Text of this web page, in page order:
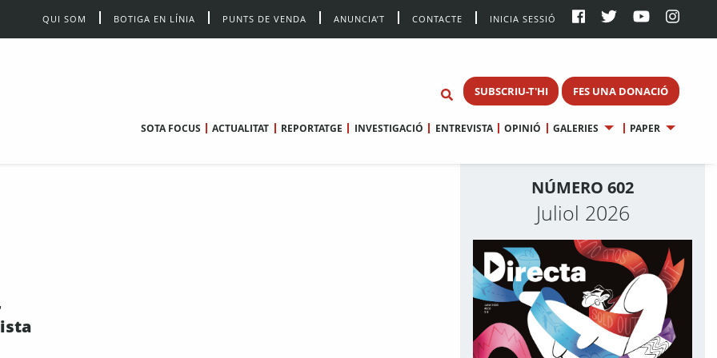
QUI SOM BOTIGA EN LÍNIA PUNTS DE VENDA ANUNCIA’T CONTACTE INICIA SESSIÓ
SUBSCRIU-T'HI FES UNA DONACIÓ
SOTA FOCUS ACTUALITAT REPORTATGE INVESTIGACIÓ ENTREVISTA OPINIÓ GALERIES PAPER
NÚMERO 602
Juliol 2026